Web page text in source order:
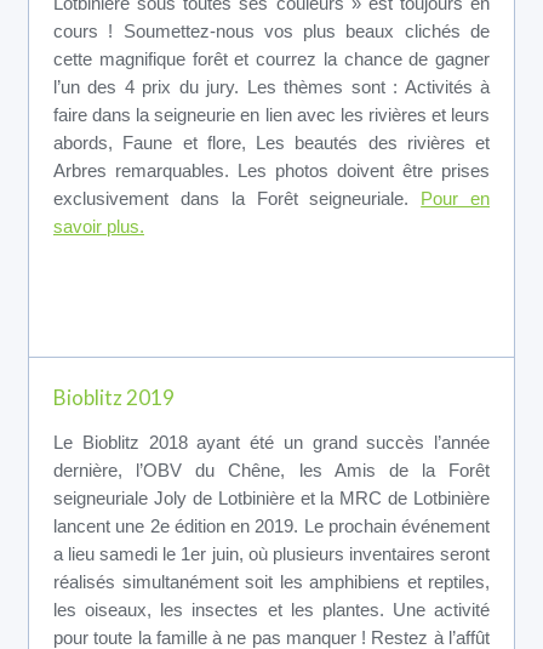
cours ! Soumettez-nous vos plus beaux clichés de
cette magnifique forêt et courrez la chance de gagner
l’un des 4 prix du jury. Les thèmes sont : Activités à
faire dans la seigneurie en lien avec les rivières et leurs
abords, Faune et flore, Les beautés des rivières et
Arbres remarquables. Les photos doivent être prises
exclusivement dans la Forêt seigneuriale. Pour en
savoir plus.
Bioblitz 2019
Le Bioblitz 2018 ayant été un grand succès l’année
dernière, l’OBV du Chêne, les Amis de la Forêt
seigneuriale Joly de Lotbinière et la MRC de Lotbinière
lancent une 2e édition en 2019. Le prochain événement
a lieu samedi le 1er juin, où plusieurs inventaires seront
réalisés simultanément soit les amphibiens et reptiles,
les oiseaux, les insectes et les plantes. Une activité
pour toute la famille à ne pas manquer ! Restez à l’affût